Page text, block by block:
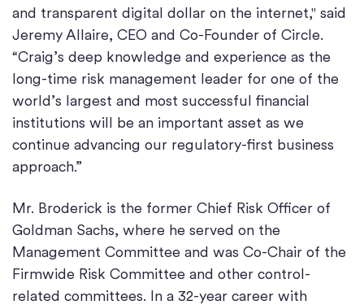
and transparent digital dollar on the internet," said
Jeremy Allaire, CEO and Co-Founder of Circle.
“Craig’s deep knowledge and experience as the
long-time risk management leader for one of the
world’s largest and most successful financial
institutions will be an important asset as we
continue advancing our regulatory-first business
approach.”
Mr. Broderick is the former Chief Risk Officer of
Goldman Sachs, where he served on the
Management Committee and was Co-Chair of the
Firmwide Risk Committee and other control-
related committees. In a 32-year career with